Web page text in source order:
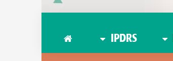
IPDRS